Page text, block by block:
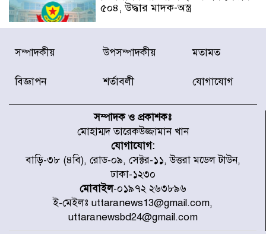
৫০৪, উদ্ধার মাদক-অস্ত্র
সন্দ্বীপের চরে বিপদে পড়া কচ্ছপ উদ্ধার
মাতারবাড়ী পৌঁছে নির্ধারিত কর্মসূচিতে
যোগ দিয়েছেন প্রধানমন্ত্রী
জাতীয় সাংবাদিক সংস্থার পিরোজপুর
জেলা কমিটি অনুমোদন
গণঅভ্যুত্থানের তথ্য বিশ্বমিডিয়ায় পৌঁছে
দিতেন আদীব, গুমের চেষ্টা ৩ বার
সম্পাদকীয় উপসম্পাদকীয় মতামত
বিজ্ঞাপন শর্তাবলী যোগাযোগ
সম্পাদক ও প্রকাশকঃ
মোহাম্মদ তারেকউজ্জামান খান
যোগাযোগ:
বাড়ি-৩৮ (৪বি), রোড-০৯, সেক্টর-১১, উত্তরা মডেল টাউন,
ঢাকা-১২৩০
মোবাইল-০১৯৭২ ২৬৩৮৯৬
ই-মেইলঃ uttaranews13@gmail.com,
uttaranewsbd24@gmail.com